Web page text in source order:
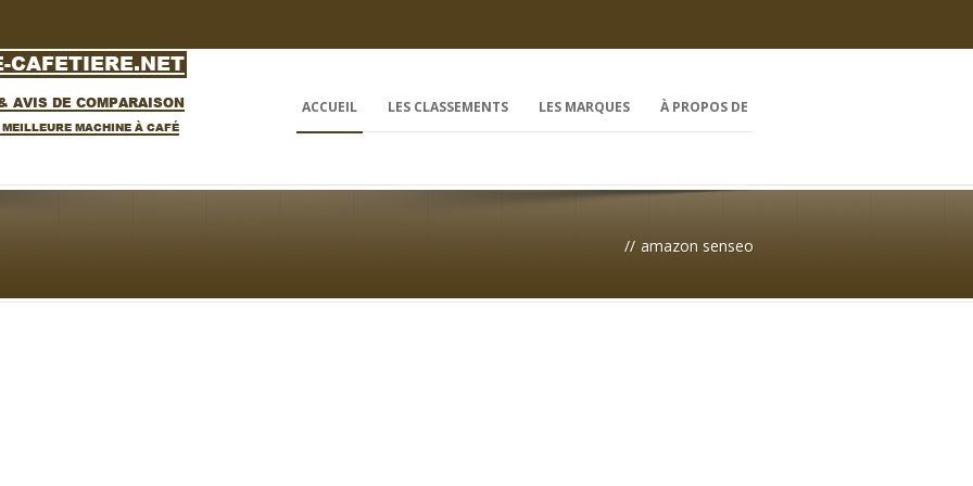
ACCUEIL LES CLASSEMENTS LES MARQUES À PROPOS DE
// amazon senseo